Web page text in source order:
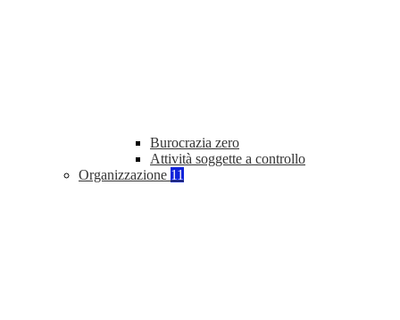
Burocrazia zero
Attività soggette a controllo
Organizzazione 11